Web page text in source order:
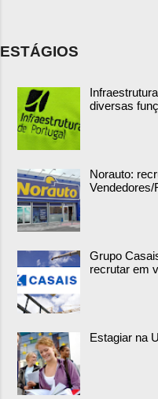
ESTÁGIOS
diversas
Norauto:
Grupo
recrutar em
Estagiar na